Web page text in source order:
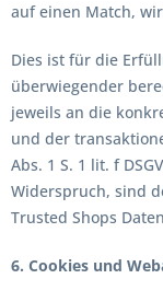
auf einen Match,
Dies ist für die
überwiegender
jeweils an die
und der
Abs. 1 S. 1 lit. f
Widerspruch, sind
Trusted Shops
6. Cookies und